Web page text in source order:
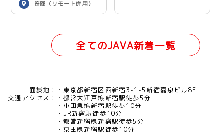
笹塚（リモート併用）
全てのJAVA新着一覧
面談地：
東京都新宿区西新宿3-1-5新宿嘉泉ビル8F
交通アクセス：
都営大江戸線新宿駅徒歩5分
小田急線新宿駅徒歩10分
JR新宿駅徒歩10分
都営新宿線新宿駅徒歩5分
京王線新宿駅徒歩10分